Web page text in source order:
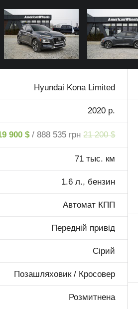
Hyundai Kona Limited
2020 р.
900 $ / 888 535 грн 21 200 $
71 тыс. км
1.6 л., бензин
Автомат КПП
Передній привід
Сірий
Позашляховик / Кросовер
Розмитнена